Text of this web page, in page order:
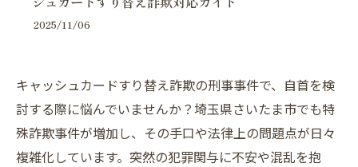
2025/11/06
キャッシュカードすり替え詐欺の刑事事件で、自首を検
討する際に悩んでいませんか？埼玉県さいたま市でも特
殊詐欺事件が増加し、その手口や法律上の問題点が日々
複雑化しています。突然の犯罪関与に不安や混乱を抱